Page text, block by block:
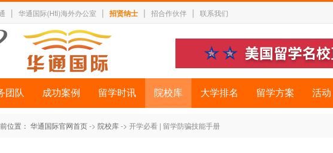
| 华通国际(Hti)海外办公室 | 招贤纳士 | 招合作伙伴 | 联系我们
团队 成功案例 留学时讯 院校库 大学排名 留学方案 活动
位置： 华通国际官网首页-> 院校库-> 开学必看 | 留学防骗技能手册